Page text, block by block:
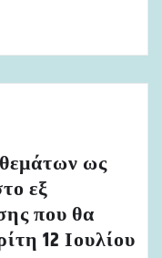
ως
εξ
που θα
12 Ιουλίου